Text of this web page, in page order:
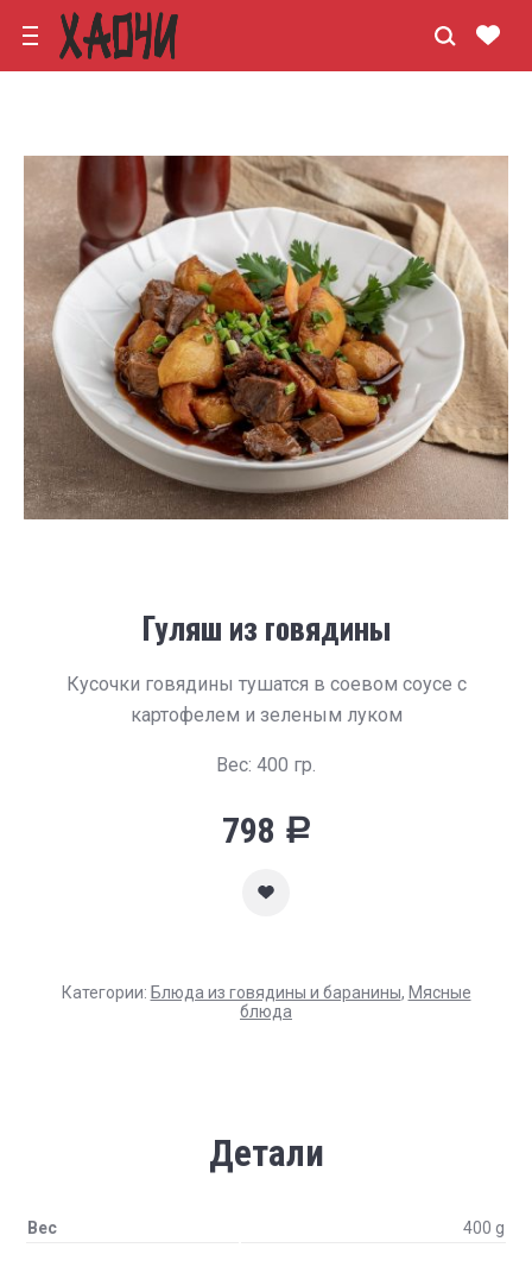
Гуляш из говядины
Кусочки говядины тушатся в соевом соусе с
картофелем и зеленым луком
Вес: 400 гр.
798 Р
Категории: Блюда из говядины и баранины, Мясные
блюда
Детали
Вес 400 g